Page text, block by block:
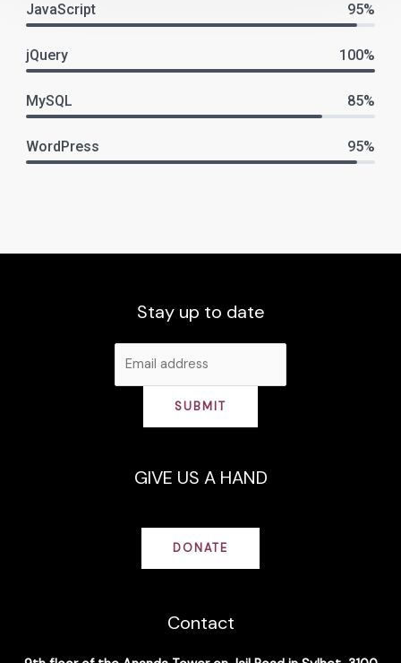
JavaScript 95%
jQuery 100%
MySQL 85%
WordPress 95%
Stay up to date
SUBMIT
GIVE US A HAND
DONATE
Contact